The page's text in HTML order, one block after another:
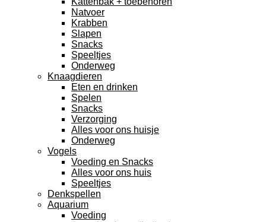
Natvoer
Krabben
Slapen
Snacks
Speeltjes
Onderweg
Knaagdieren
Eten en drinken
Spelen
Snacks
Verzorging
Alles voor ons huisje
Onderweg
Vogels
Voeding en Snacks
Alles voor ons huis
Speeltjes
Denkspellen
Aquarium
Voeding